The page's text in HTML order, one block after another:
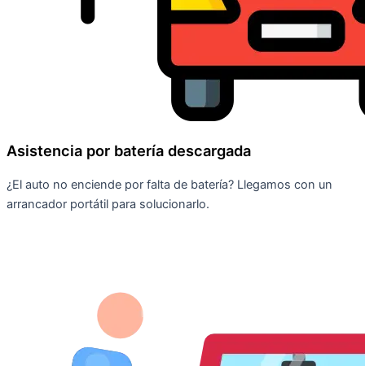
Asistencia por batería descargada
¿El auto no enciende por falta de batería? Llegamos con un
arrancador portátil para solucionarlo.